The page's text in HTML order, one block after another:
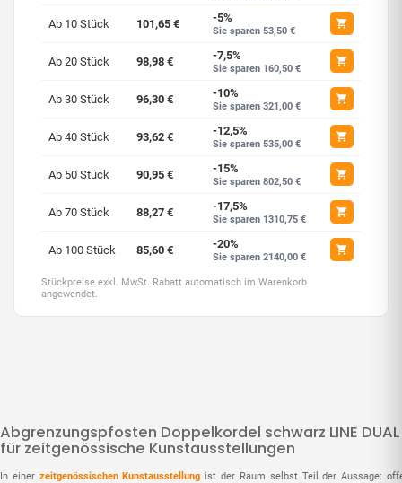
Abgrenzungspfosten Doppelkordel schwarz LINE DUAL
für zeitgenössische Kunstausstellungen
In einer zeitgenössischen Kunstausstellung ist der Raum selbst Teil der Aussage:
Ab 10 Stück 101,65 € -5%
Sie sparen 53,50 €
Ab 20 Stück 98,98 € -7,5%
Sie sparen 160,50 €
Ab 30 Stück 96,30 € -10%
Sie sparen 321,00 €
Ab 40 Stück 93,62 € -12,5%
Sie sparen 535,00 €
Ab 50 Stück 90,95 € -15%
Sie sparen 802,50 €
Ab 70 Stück 88,27 € -17,5%
Sie sparen 1310,75 €
Ab 100 Stück 85,60 € -20%
Sie sparen 2140,00 €
Stückpreise exkl. MwSt. Rabatt automatisch im Warenkorb
angewendet.